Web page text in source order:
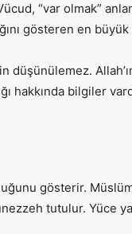
“var olmak”
gösteren en
düşünülemez.
hakkında bilgiler
gösterir.
tutulur. Yüce